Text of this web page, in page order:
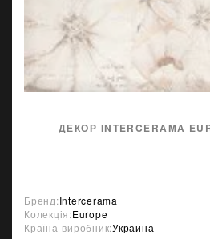
ДЕКОР INTERCERAMA
Бренд:Intercerama
Колекція:Europe
Країна-виробник:Украина